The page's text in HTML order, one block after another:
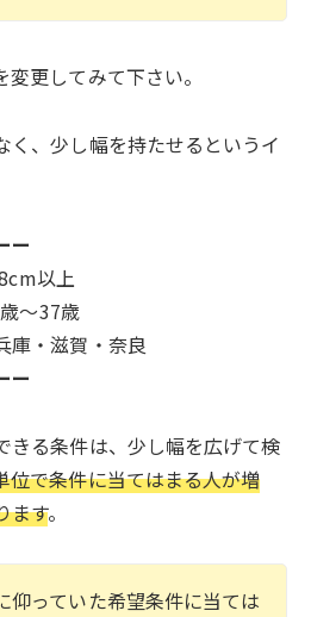
更してみて下さい。
く、少し幅を持たせるというイ
ー
以上
〜37歳
庫・滋賀・奈良
ー
きる条件は、少し幅を広げて検
位で条件に当てはまる人が増
ます。
仰っていた希望条件に当ては